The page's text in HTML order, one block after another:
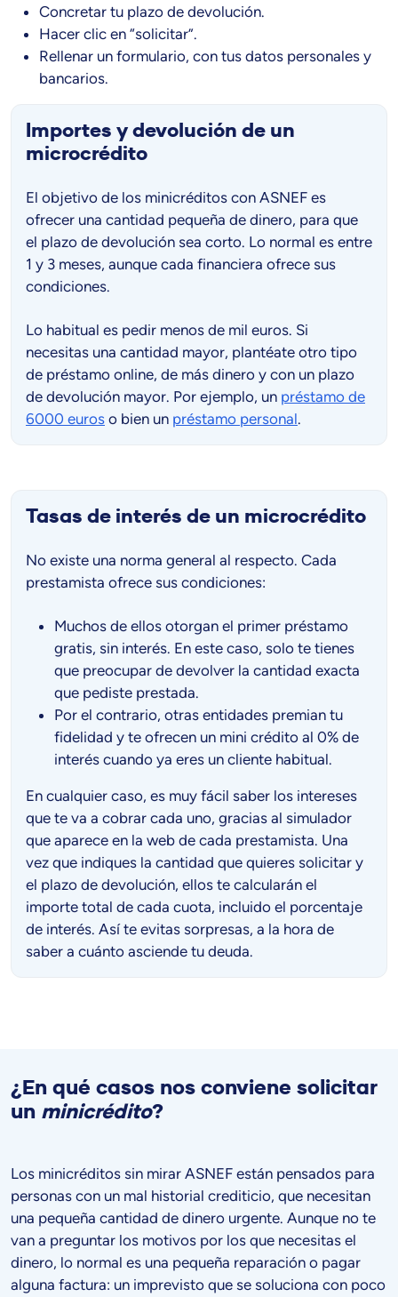
Concretar tu plazo de devolución.
Hacer clic en “solicitar”.
Rellenar un formulario, con tus datos personales y
bancarios.
Importes y devolución de un
microcrédito
El objetivo de los minicréditos con ASNEF es
ofrecer una cantidad pequeña de dinero, para que
el plazo de devolución sea corto. Lo normal es entre
1 y 3 meses, aunque cada financiera ofrece sus
condiciones.
Lo habitual es pedir menos de mil euros. Si
necesitas una cantidad mayor, plantéate otro tipo
de préstamo online, de más dinero y con un plazo
de devolución mayor. Por ejemplo, un préstamo de
6000 euros o bien un préstamo personal.
Tasas de interés de un microcrédito
No existe una norma general al respecto. Cada
prestamista ofrece sus condiciones:
Muchos de ellos otorgan el primer préstamo
gratis, sin interés. En este caso, solo te tienes
que preocupar de devolver la cantidad exacta
que pediste prestada.
Por el contrario, otras entidades premian tu
fidelidad y te ofrecen un mini crédito al 0% de
interés cuando ya eres un cliente habitual.
En cualquier caso, es muy fácil saber los intereses
que te va a cobrar cada uno, gracias al simulador
que aparece en la web de cada prestamista. Una
vez que indiques la cantidad que quieres solicitar y
el plazo de devolución, ellos te calcularán el
importe total de cada cuota, incluido el porcentaje
de interés. Así te evitas sorpresas, a la hora de
saber a cuánto asciende tu deuda.
¿En qué casos nos conviene solicitar
un minicrédito?
Los minicréditos sin mirar ASNEF están pensados para
personas con un mal historial crediticio, que necesitan
una pequeña cantidad de dinero urgente. Aunque no te
van a preguntar los motivos por los que necesitas el
dinero, lo normal es una pequeña reparación o pagar
alguna factura: un imprevisto que se soluciona con poco